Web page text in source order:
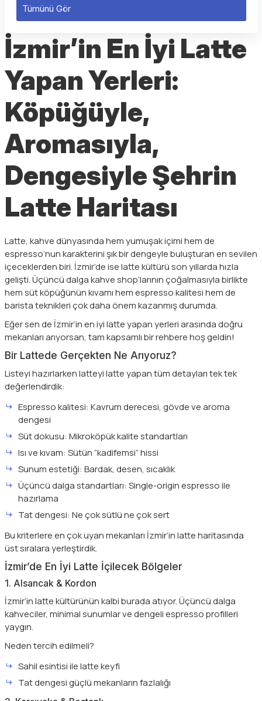
Tümünü Gör
İzmir’in En İyi Latte
Yapan Yerleri:
Köpüğüyle,
Aromasıyla,
Dengesiyle Şehrin
Latte Haritası
Latte, kahve dünyasında hem yumuşak içimi hem de
espresso’nun karakterini şık bir dengeyle buluşturan en sevilen
içeceklerden biri. İzmir’de ise latte kültürü son yıllarda hızla
gelişti. Üçüncü dalga kahve shop’larının çoğalmasıyla birlikte
hem süt köpüğünün kıvamı hem espresso kalitesi hem de
barista teknikleri çok daha önem kazanmış durumda.
Eğer sen de İzmir’in en iyi latte yapan yerleri arasında doğru
mekanları arıyorsan, tam kapsamlı bir rehbere hoş geldin!
Bir Lattede Gerçekten Ne Arıyoruz?
Listeyi hazırlarken latteyi latte yapan tüm detayları tek tek
değerlendirdik:
Espresso kalitesi: Kavrum derecesi, gövde ve aroma
dengesi
Süt dokusu: Mikroköpük kalite standartları
Isı ve kıvam: Sütün “kadifemsi” hissi
Sunum estetiği: Bardak, desen, sıcaklık
Üçüncü dalga standartları: Single-origin espresso ile
hazırlama
Tat dengesi: Ne çok sütlü ne çok sert
Bu kriterlere en çok uyan mekanları İzmir’in latte haritasında
üst sıralara yerleştirdik.
İzmir’de En İyi Latte İçilecek Bölgeler
1. Alsancak & Kordon
İzmir’in latte kültürünün kalbi burada atıyor. Üçüncü dalga
kahveciler, minimal sunumlar ve dengeli espresso profilleri
yaygın.
Neden tercih edilmeli?
Sahil esintisi ile latte keyfi
Tat dengesi güçlü mekanların fazlalığı